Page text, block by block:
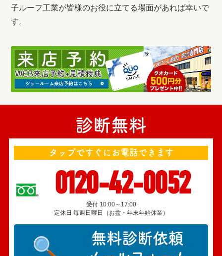
子ルーフ工業が皆様のお役に立てる場面があれば幸いで
す。
診断無料
タップですぐにお電話できます
0120-42-0052
受付 10:00～17:00
定休日 毎週日曜日（お盆・年末年始休業）
無料診断依頼